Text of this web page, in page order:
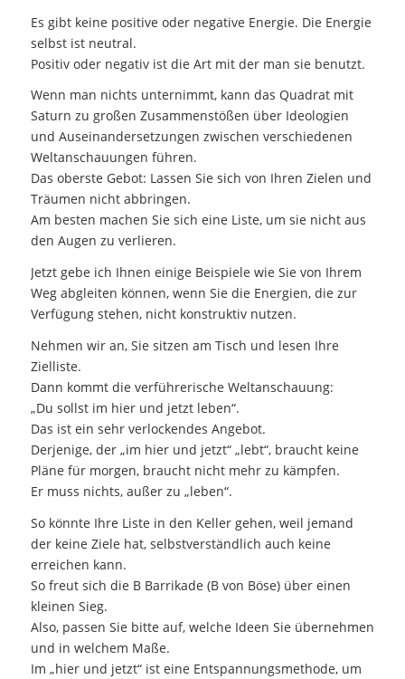
Es gibt keine positive oder negative Energie. Die Energie
selbst ist neutral.
Positiv oder negativ ist die Art mit der man sie benutzt.
Wenn man nichts unternimmt, kann das Quadrat mit
Saturn zu großen Zusammenstößen über Ideologien
und Auseinandersetzungen zwischen verschiedenen
Weltanschauungen führen.
Das oberste Gebot: Lassen Sie sich von Ihren Zielen und
Träumen nicht abbringen.
Am besten machen Sie sich eine Liste, um sie nicht aus
den Augen zu verlieren.
Jetzt gebe ich Ihnen einige Beispiele wie Sie von Ihrem
Weg abgleiten können, wenn Sie die Energien, die zur
Verfügung stehen, nicht konstruktiv nutzen.
Nehmen wir an, Sie sitzen am Tisch und lesen Ihre
Zielliste.
Dann kommt die verführerische Weltanschauung:
„Du sollst im hier und jetzt leben“.
Das ist ein sehr verlockendes Angebot.
Derjenige, der „im hier und jetzt“ „lebt“, braucht keine
Pläne für morgen, braucht nicht mehr zu kämpfen.
Er muss nichts, außer zu „leben“.
So könnte Ihre Liste in den Keller gehen, weil jemand
der keine Ziele hat, selbstverständlich auch keine
erreichen kann.
So freut sich die B Barrikade (B von Böse) über einen
kleinen Sieg.
Also, passen Sie bitte auf, welche Ideen Sie übernehmen
und in welchem Maße.
Im „hier und jetzt“ ist eine Entspannungsmethode, um